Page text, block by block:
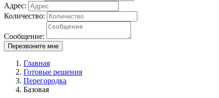
Адрес:
Количество:
Сообщение:
Перезвоните мне
Главная
Готовые решения
Перегородка
Базовая